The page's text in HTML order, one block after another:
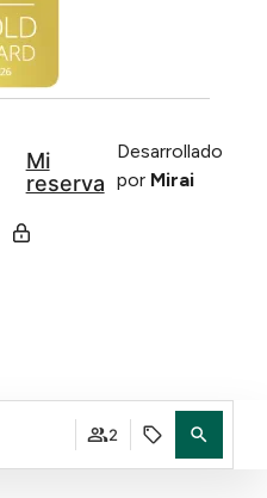
2
Mi
reserva
Desarrollado
por Mirai